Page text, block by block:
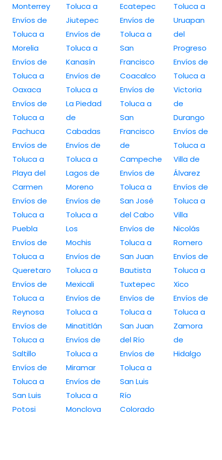
Monterrey
Envíos de
Toluca a
Morelia
Envíos de
Toluca a
Oaxaca
Envíos de
Toluca a
Pachuca
Envíos de
Toluca a
Playa del
Carmen
Envíos de
Toluca a
Puebla
Envíos de
Toluca a
Queretaro
Envíos de
Toluca a
Reynosa
Envíos de
Toluca a
Saltillo
Envíos de
Toluca a
San Luis
Potosi
Toluca a
Jiutepec
Envíos de
Toluca a
Kanasín
Envíos de
Toluca a
La Piedad
de
Cabadas
Envíos de
Toluca a
Lagos de
Moreno
Envíos de
Toluca a
Los
Mochis
Envíos de
Toluca a
Mexicali
Envíos de
Toluca a
Minatitlán
Envíos de
Toluca a
Miramar
Envíos de
Toluca a
Monclova
Ecatepec
Envíos de
Toluca a
San
Francisco
Coacalco
Envíos de
Toluca a
San
Francisco
de
Campeche
Envíos de
Toluca a
San José
del Cabo
Envíos de
Toluca a
San Juan
Bautista
Tuxtepec
Envíos de
Toluca a
San Juan
del Río
Envíos de
Toluca a
San Luis
Río
Colorado
Toluca a
Uruapan
del
Progreso
Envíos de
Toluca a
Victoria
de
Durango
Envíos de
Toluca a
Villa de
Álvarez
Envíos de
Toluca a
Villa
Nicolás
Romero
Envíos de
Toluca a
Xico
Envíos de
Toluca a
Zamora
de
Hidalgo